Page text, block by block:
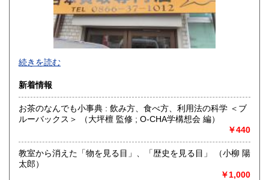
300円 福岡県
300円 長崎県
熊本県
宮崎県
沖縄県 300円
不死鳥BOOKSでは、書籍だけでなくCD、DVD、レコード、
ゲーム、おもちゃ、骨董品まであらゆるものの買い取りがで
にお問い合わせください。出張費は、無料です。
沿線名：伯備線・桃太郎線(吉備線)
最寄駅：総社駅
定休日：年中無休
書籍の買取について
続きを読む
新着情報
お茶のなんでも小事典 : 飲み方、食べ方、利用法の科学 ＜ブ
ルーバックス＞ （大坪檀 監修 ; O-CHA学構想会 編）
￥440
教室から消えた「物を見る目」、「歴史を見る目」 （小柳 陽
太郎）
￥1,000